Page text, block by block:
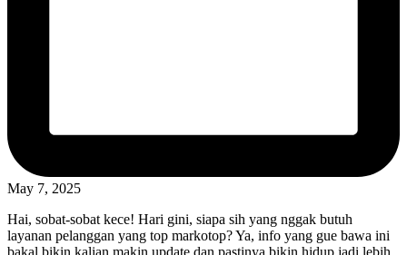
May 7, 2025
Hai, sobat-sobat kece! Hari gini, siapa sih yang nggak butuh
layanan pelanggan yang top markotop? Ya, info yang gue bawa ini
bakal bikin kalian makin update dan pastinya bikin hidup jadi lebih